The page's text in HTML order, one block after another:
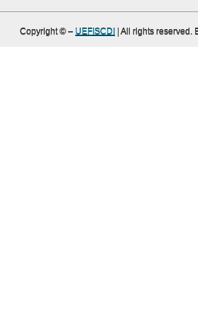
Copyright © – UEFISCDI | All rights